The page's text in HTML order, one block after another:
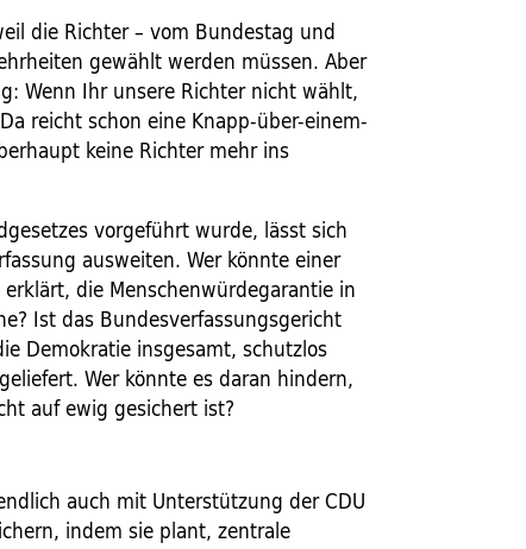
die Richter – vom Bundestag und
gewählt werden müssen. Aber
Wenn Ihr unsere Richter nicht wählt,
reicht schon eine Knapp-über-einem-
keine Richter mehr ins
vorgeführt wurde, lässt sich
ausweiten. Wer könnte einer
die Menschenwürdegarantie in
Ist das Bundesverfassungsgericht
Demokratie insgesamt, schutzlos
Wer könnte es daran hindern,
auf ewig gesichert ist?
auch mit Unterstützung der CDU
indem sie plant, zentrale